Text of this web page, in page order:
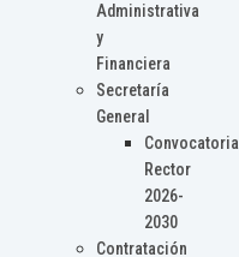
Administrativa
y
Financiera
Secretaría
General
Convocatoria
Rector
2026-
2030
Contratación